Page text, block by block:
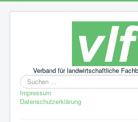
Verband für landwirtschaftliche
Suchen
...
Impressum
Datenschutzerklärung